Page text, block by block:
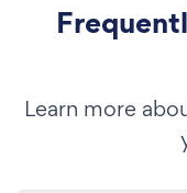
Learn more